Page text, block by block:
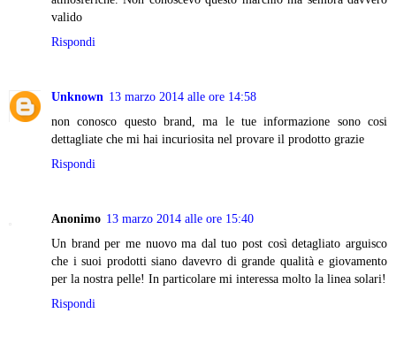
valido
Rispondi
Unknown 13 marzo 2014 alle ore 14:58
non conosco questo brand, ma le tue informazione sono cosi
dettagliate che mi hai incuriosita nel provare il prodotto grazie
Rispondi
Anonimo 13 marzo 2014 alle ore 15:40
Un brand per me nuovo ma dal tuo post così detagliato arguisco
che i suoi prodotti siano davevro di grande qualità e giovamento
per la nostra pelle! In particolare mi interessa molto la linea solari!
Rispondi